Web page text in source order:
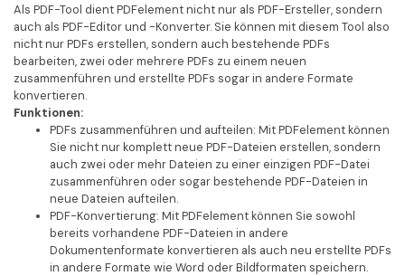
Als PDF-Tool dient PDFelement nicht nur als PDF-Ersteller, sondern
auch als PDF-Editor und -Konverter. Sie können mit diesem Tool also
nicht nur PDFs erstellen, sondern auch bestehende PDFs
bearbeiten, zwei oder mehrere PDFs zu einem neuen
zusammenführen und erstellte PDFs sogar in andere Formate
konvertieren.
Funktionen:
PDFs zusammenführen und aufteilen: Mit PDFelement können
Sie nicht nur komplett neue PDF-Dateien erstellen, sondern
auch zwei oder mehr Dateien zu einer einzigen PDF-Datei
zusammenführen oder sogar bestehende PDF-Dateien in
neue Dateien aufteilen.
PDF-Konvertierung: Mit PDFelement können Sie sowohl
bereits vorhandene PDF-Dateien in andere
Dokumentenformate konvertieren als auch neu erstellte PDFs
in andere Formate wie Word oder Bildformaten speichern.